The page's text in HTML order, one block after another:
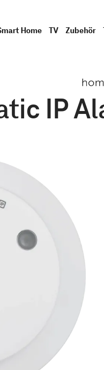
Home TV Zubehör
IP